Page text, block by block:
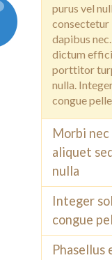
purus vel
consectetur
dapibus
dictum
porttitor
nulla.
congue
Morbi
aliquet
nulla
Integer
congue
Phasellus